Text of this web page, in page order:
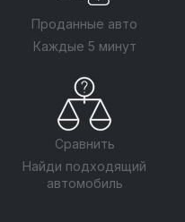
Проданные авто
Каждые 5 минут
Сравнить
Найди подходящий
автомобиль